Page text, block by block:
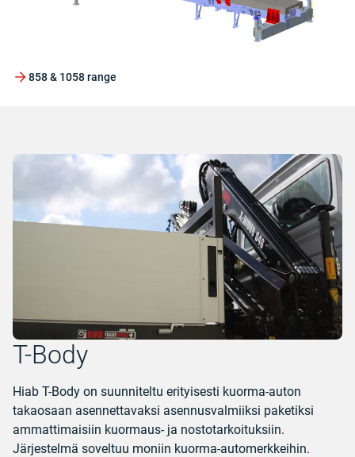
858 & 1058 range
T-Body
Hiab T-Body on suunniteltu erityisesti kuorma-auton
takaosaan asennettavaksi asennusvalmiiksi paketiksi
ammattimaisiin kuormaus- ja nostotarkoituksiin.
Järjestelmä soveltuu moniin kuorma-automerkkeihin.